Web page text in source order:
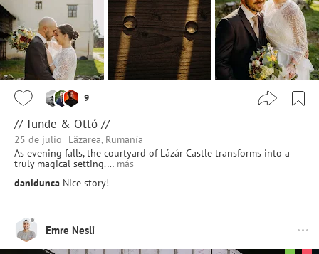
9
// Tünde & Ottó //
25 de julio
Lăzarea, Rumanía
As evening falls, the courtyard of Lázár Castle transforms into a
truly magical setting.… más
danidunca Nice story!
Emre Nesli